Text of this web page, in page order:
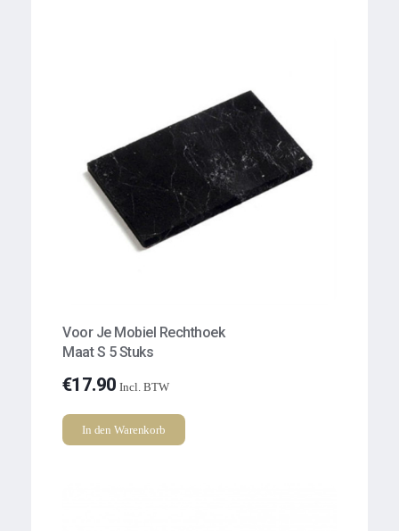
Voor Je Mobiel Rechthoek
Maat S 5 Stuks
€17.90 Incl. BTW
In den Warenkorb